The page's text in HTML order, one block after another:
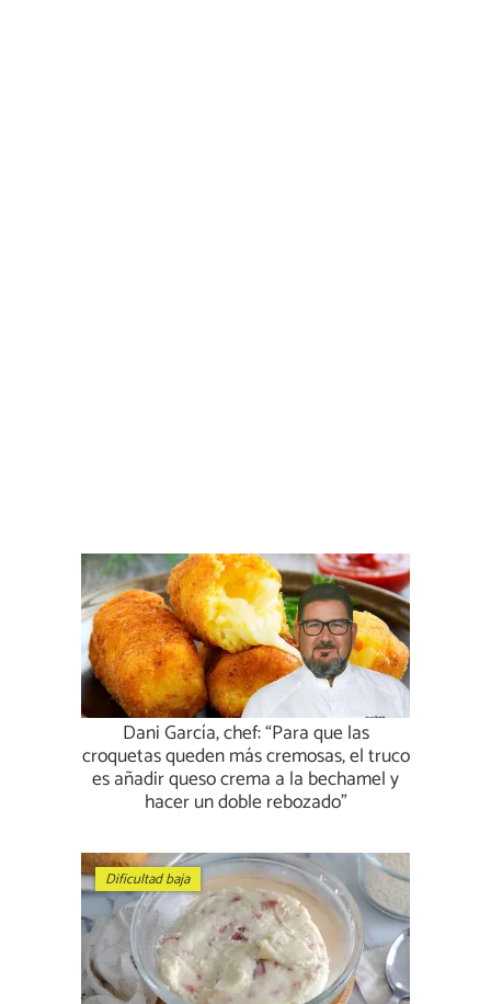
Dani García, chef: “Para que las
croquetas queden más cremosas, el truco
es añadir queso crema a la bechamel y
hacer un doble rebozado”
Dificultad baja